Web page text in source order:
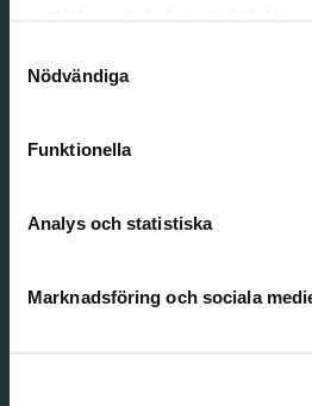
Nödvändiga
Funktionella
Analys och statistiska
Marknadsföring och sociala